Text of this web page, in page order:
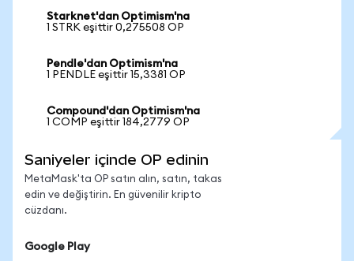
Starknet'dan Optimism'na
1 STRK eşittir 0,275508 OP
Pendle'dan Optimism'na
1 PENDLE eşittir 15,3381 OP
Compound'dan Optimism'na
1 COMP eşittir 184,2779 OP
Saniyeler içinde OP edinin
MetaMask'ta OP satın alın, satın, takas
edin ve değiştirin. En güvenilir kripto
cüzdanı.
Google Play